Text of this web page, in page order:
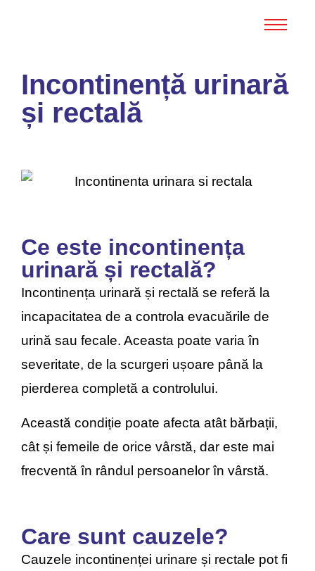
Incontinență urinară
și rectală
Ce este incontinența
urinară și rectală?
Incontinența urinară și rectală se referă la
incapacitatea de a controla evacuările de
urină sau fecale. Aceasta poate varia în
severitate, de la scurgeri ușoare până la
pierderea completă a controlului.
Această condiție poate afecta atât bărbații,
cât și femeile de orice vârstă, dar este mai
frecventă în rândul persoanelor în vârstă.
Care sunt cauzele?
Cauzele incontinenței urinare și rectale pot fi